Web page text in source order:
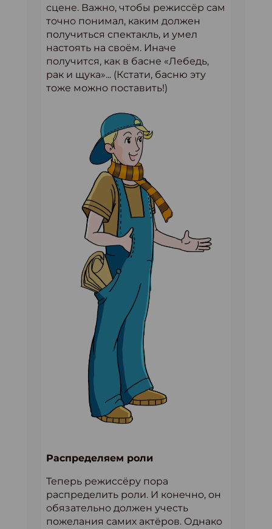
сцене. Важно, чтобы режиссёр сам
точно понимал, каким должен
получиться спектакль, и умел
настоять на своём. Иначе
получится, как в басне «Лебедь,
рак и щука»... (Кстати, басню эту
тоже можно поставить!)
Распределяем роли
Теперь режиссёру пора
распределить роли. И конечно, он
обязательно должен учесть
пожелания самих актёров. Однако